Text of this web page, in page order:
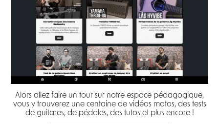
Alors allez faire un tour sur notre espace pédagogique,
vous y trouverez une centaine de vidéos matos, des tests
de guitares, de pédales, des tutos et plus encore !